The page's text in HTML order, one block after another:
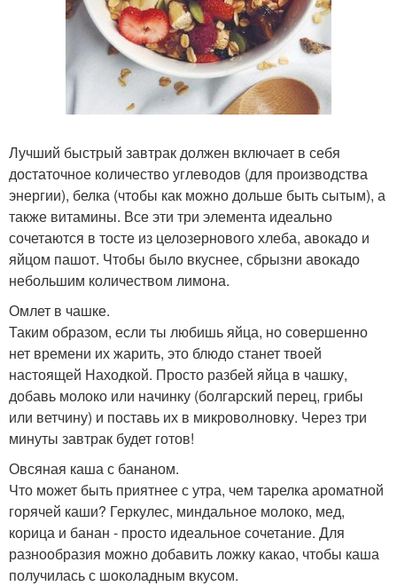
Лучший быстрый завтрак должен включает в себя
достаточное количество углеводов (для производства
энергии), белка (чтобы как можно дольше быть сытым), а
также витамины. Все эти три элемента идеально
сочетаются в тосте из целозернового хлеба, авокадо и
яйцом пашот. Чтобы было вкуснее, сбрызни авокадо
небольшим количеством лимона.
Омлет в чашке.
Таким образом, если ты любишь яйца, но совершенно
нет времени их жарить, это блюдо станет твоей
настоящей Находкой. Просто разбей яйца в чашку,
добавь молоко или начинку (болгарский перец, грибы
или ветчину) и поставь их в микроволновку. Через три
минуты завтрак будет готов!
Овсяная каша с бананом.
Что может быть приятнее с утра, чем тарелка ароматной
горячей каши? Геркулес, миндальное молоко, мед,
корица и банан - просто идеальное сочетание. Для
разнообразия можно добавить ложку какао, чтобы каша
получилась с шоколадным вкусом.